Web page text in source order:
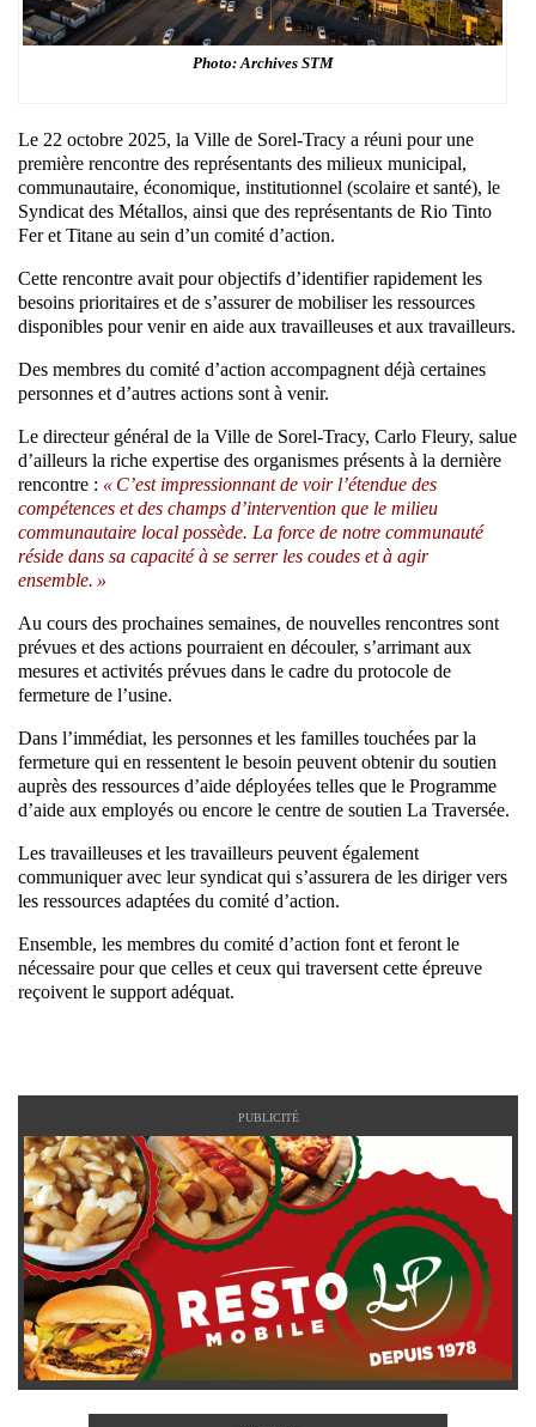
Photo: Archives STM
Le 22 octobre 2025, la Ville de Sorel-Tracy a réuni pour une
première rencontre des représentants des milieux municipal,
communautaire, économique, institutionnel (scolaire et santé), le
Syndicat des Métallos, ainsi que des représentants de Rio Tinto
Fer et Titane au sein d’un comité d’action.
Cette rencontre avait pour objectifs d’identifier rapidement les
besoins prioritaires et de s’assurer de mobiliser les ressources
disponibles pour venir en aide aux travailleuses et aux travailleurs.
Des membres du comité d’action accompagnent déjà certaines
personnes et d’autres actions sont à venir.
Le directeur général de la Ville de Sorel-Tracy, Carlo Fleury, salue
d’ailleurs la riche expertise des organismes présents à la dernière
rencontre : « C’est impressionnant de voir l’étendue des
compétences et des champs d’intervention que le milieu
communautaire local possède. La force de notre communauté
réside dans sa capacité à se serrer les coudes et à agir
ensemble. »
Au cours des prochaines semaines, de nouvelles rencontres sont
prévues et des actions pourraient en découler, s’arrimant aux
mesures et activités prévues dans le cadre du protocole de
fermeture de l’usine.
Dans l’immédiat, les personnes et les familles touchées par la
fermeture qui en ressentent le besoin peuvent obtenir du soutien
auprès des ressources d’aide déployées telles que le Programme
d’aide aux employés ou encore le centre de soutien La Traversée.
Les travailleuses et les travailleurs peuvent également
communiquer avec leur syndicat qui s’assurera de les diriger vers
les ressources adaptées du comité d’action.
Ensemble, les membres du comité d’action font et feront le
nécessaire pour que celles et ceux qui traversent cette épreuve
reçoivent le support adéquat.
PUBLICITÉ